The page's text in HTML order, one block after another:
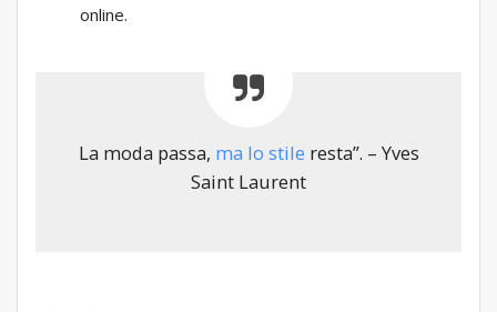
online.
La moda passa, ma lo stile resta”. – Yves
Saint Laurent